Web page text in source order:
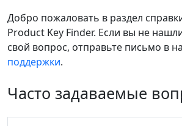
Добро пожаловать в раздел
Product Key Finder. Если вы не
свой вопрос, отправьте письмо в
поддержки.
Часто задаваемые